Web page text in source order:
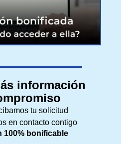
información
tu solicitud
en contacto contigo
100% bonificable